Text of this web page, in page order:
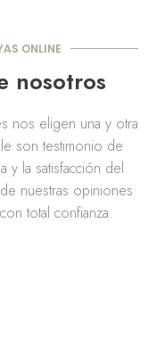
ONLINE
nosotros
nos eligen una y otra
son testimonio de
y la satisfacción del
nuestras opiniones
total confianza.